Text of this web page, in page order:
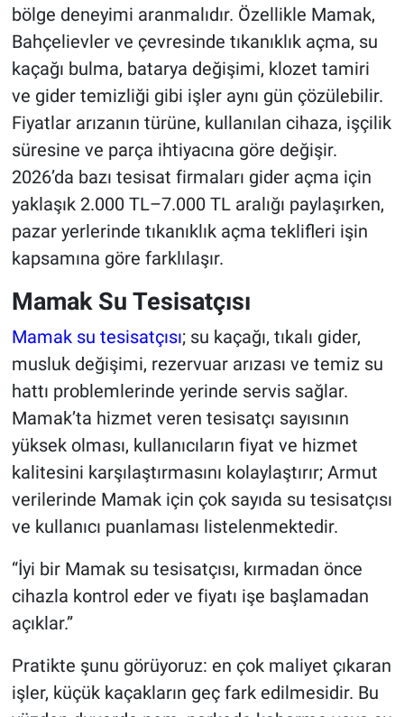
bölge deneyimi aranmalıdır. Özellikle Mamak,
Bahçelievler ve çevresinde tıkanıklık açma, su
kaçağı bulma, batarya değişimi, klozet tamiri
ve gider temizliği gibi işler aynı gün çözülebilir.
Fiyatlar arızanın türüne, kullanılan cihaza, işçilik
süresine ve parça ihtiyacına göre değişir.
2026’da bazı tesisat firmaları gider açma için
yaklaşık 2.000 TL–7.000 TL aralığı paylaşırken,
pazar yerlerinde tıkanıklık açma teklifleri işin
kapsamına göre farklılaşır.
Mamak Su Tesisatçısı
Mamak su tesisatçısı; su kaçağı, tıkalı gider,
musluk değişimi, rezervuar arızası ve temiz su
hattı problemlerinde yerinde servis sağlar.
Mamak’ta hizmet veren tesisatçı sayısının
yüksek olması, kullanıcıların fiyat ve hizmet
kalitesini karşılaştırmasını kolaylaştırır; Armut
verilerinde Mamak için çok sayıda su tesisatçısı
ve kullanıcı puanlaması listelenmektedir.
“İyi bir Mamak su tesisatçısı, kırmadan önce
cihazla kontrol eder ve fiyatı işe başlamadan
açıklar.”
Pratikte şunu görüyoruz: en çok maliyet çıkaran
işler, küçük kaçakların geç fark edilmesidir. Bu
Yerel
Magazin
Bilim ve Teknoloji